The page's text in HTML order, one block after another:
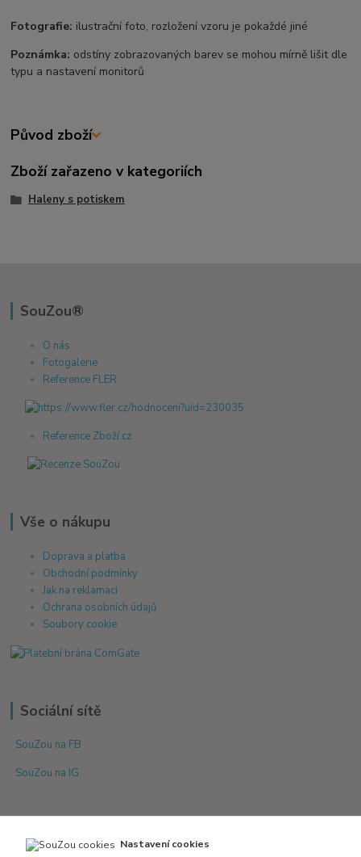
Fotografie: ilustrační foto, rozložení vzoru je pokaždé jiné
Poznámka: odstíny zobrazovaných barev se mohou mírně lišit dle
typu a nastavení monitorů
Původ zboží
Zboží zařazeno v kategoriích
Haleny s potiskem
SouZou®
O nás
Fotogalerie
Reference FLER
Reference Zboží.cz
Vše o nákupu
Doprava a platba
Obchodní podmínky
Jak na reklamaci
Ochrana osobních údajů
Soubory cookie
Sociální sítě
SouZou na FB
SouZou na IG
Nastavení cookies